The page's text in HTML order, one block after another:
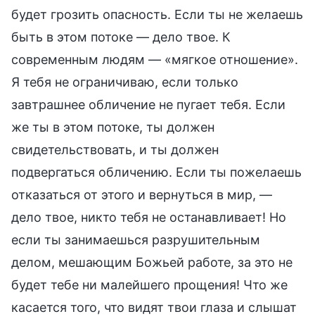
будет грозить опасность. Если ты не желаешь
быть в этом потоке — дело твое. К
современным людям — «мягкое отношение».
Я тебя не ограничиваю, если только
завтрашнее обличение не пугает тебя. Если
же ты в этом потоке, ты должен
свидетельствовать, и ты должен
подвергаться обличению. Если ты пожелаешь
отказаться от этого и вернуться в мир, —
дело твое, никто тебя не останавливает! Но
если ты занимаешься разрушительным
делом, мешающим Божьей работе, за это не
будет тебе ни малейшего прощения! Что же
касается того, что видят твои глаза и слышат